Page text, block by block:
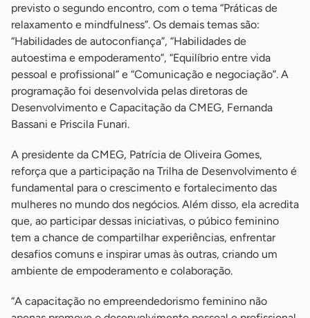
previsto o segundo encontro, com o tema “Práticas de
relaxamento e mindfulness”. Os demais temas são:
“Habilidades de autoconfiança”, “Habilidades de
autoestima e empoderamento”, “Equilíbrio entre vida
pessoal e profissional” e “Comunicação e negociação”. A
programação foi desenvolvida pelas diretoras de
Desenvolvimento e Capacitação da CMEG, Fernanda
Bassani e Priscila Funari.
A presidente da CMEG, Patrícia de Oliveira Gomes,
reforça que a participação na Trilha de Desenvolvimento é
fundamental para o crescimento e fortalecimento das
mulheres no mundo dos negócios. Além disso, ela acredita
que, ao participar dessas iniciativas, o púbico feminino
tem a chance de compartilhar experiências, enfrentar
desafios comuns e inspirar umas às outras, criando um
ambiente de empoderamento e colaboração.
“A capacitação no empreendedorismo feminino não